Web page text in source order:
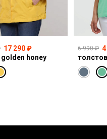
17 290 ₽
golden honey
6 990 ₽